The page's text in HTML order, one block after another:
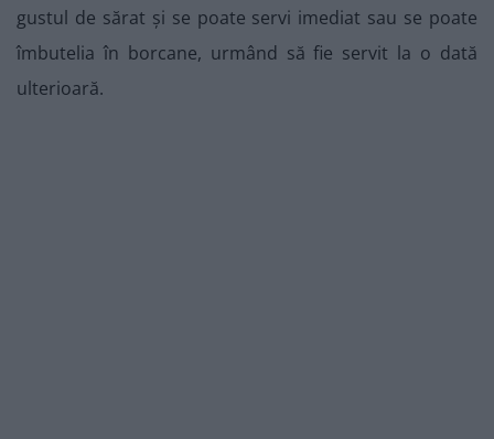
gustul de sărat și se poate servi imediat sau se poate
îmbutelia în borcane, urmând să fie servit la o dată
ulterioară.